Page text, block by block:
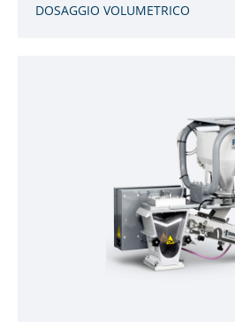
DOSAGGIO VOLUMETRICO